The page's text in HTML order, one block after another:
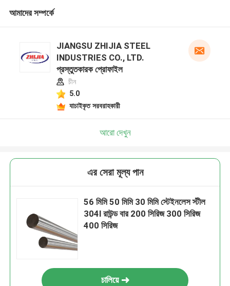
আমাদের সম্পর্কে
JIANGSU ZHIJIA STEEL
INDUSTRIES CO., LTD.
প্রস্তুতকারক প্রোফাইল
চীন
5.0
যাচাইকৃত সরবরাহকারী
আরো দেখুন
এর সেরা মূল্য পান
56 মিমি 50 মিমি 30 মিমি স্টেইনলেস স্টীল
304l রাউন্ড বার 200 সিরিজ 300 সিরিজ
400 সিরিজ
চালিয়ে